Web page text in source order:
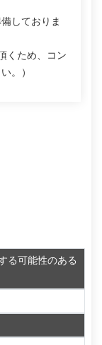
しておりま
くため、コン
。）
る可能性のある